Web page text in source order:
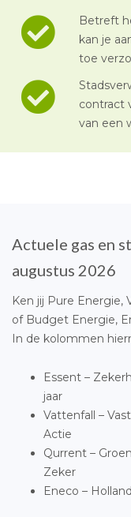
Betreft
kan je
toe
contract
van een
Actuele gas en
augustus 2026
Ken jij Pure Energie,
of Budget Energie,
In de kolommen
Essent –
jaar
Vattenfall –
Actie
Qurrent –
Zeker
Eneco –